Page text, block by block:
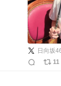
日向坂
11